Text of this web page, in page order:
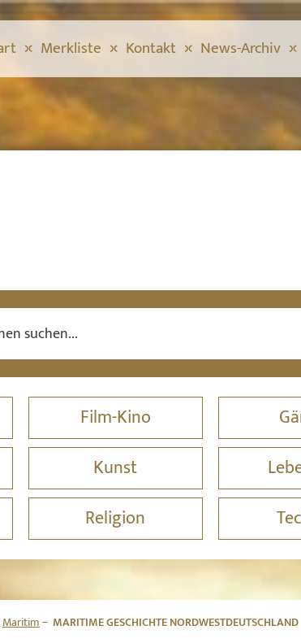
Merkliste Kontakt News-Archiv
Film-Kino
Kunst
Religion
Maritim MARITIME GESCHICHTE NORDWESTDEUTSCHLAND